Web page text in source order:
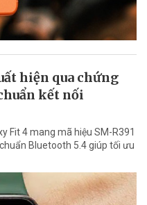
hiện qua chứng
kết nối
Fit 4 mang mã hiệu SM-R391
Bluetooth 5.4 giúp tối ưu